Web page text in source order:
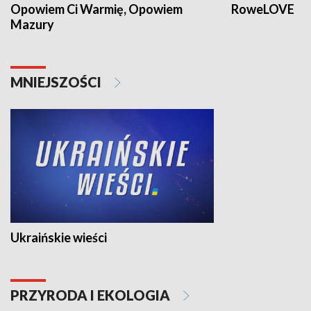
Opowiem Ci Warmię, Opowiem
Mazury
RoweLOVE
MNIEJSZOŚCI
Ukraińskie wieści
PRZYRODA I EKOLOGIA